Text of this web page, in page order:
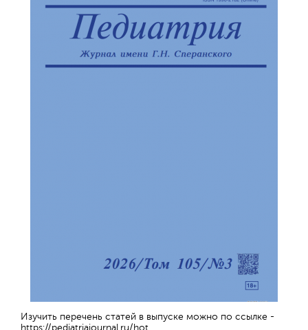
Изучить перечень статей в выпуске можно по ссылке -
https://pediatriajournal.ru/hot